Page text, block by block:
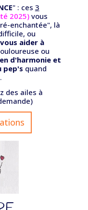
" : ces 3
2025)vous
enchantée", là
ou
vous aider à
ou
d'harmonie et
pep's quand
des ailes à